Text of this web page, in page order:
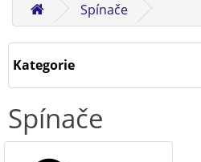
Spínače
Kategorie
Spínače